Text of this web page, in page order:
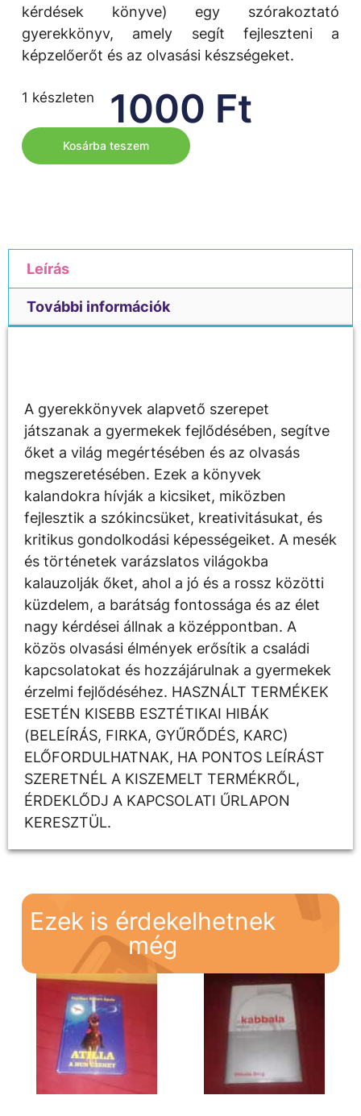
kérdések könyve) egy szórakoztató
gyerekkönyv, amely segít fejleszteni a
képzelőerőt és az olvasási készségeket.
1000 Ft
1 készleten
Kosárba teszem
Leírás
További információk
A gyerekkönyvek alapvető szerepet
játszanak a gyermekek fejlődésében, segítve
őket a világ megértésében és az olvasás
megszeretésében. Ezek a könyvek
kalandokra hívják a kicsiket, miközben
fejlesztik a szókincsüket, kreativitásukat, és
kritikus gondolkodási képességeiket. A mesék
és történetek varázslatos világokba
kalauzolják őket, ahol a jó és a rossz közötti
küzdelem, a barátság fontossága és az élet
nagy kérdései állnak a középpontban. A
közös olvasási élmények erősítik a családi
kapcsolatokat és hozzájárulnak a gyermekek
érzelmi fejlődéséhez. HASZNÁLT TERMÉKEK
ESETÉN KISEBB ESZTÉTIKAI HIBÁK
(BELEÍRÁS, FIRKA, GYŰRŐDÉS, KARC)
ELŐFORDULHATNAK, HA PONTOS LEÍRÁST
SZERETNÉL A KISZEMELT TERMÉKRŐL,
ÉRDEKLŐDJ A KAPCSOLATI ŰRLAPON
KERESZTÜL.
Ezek is érdekelhetnek
még